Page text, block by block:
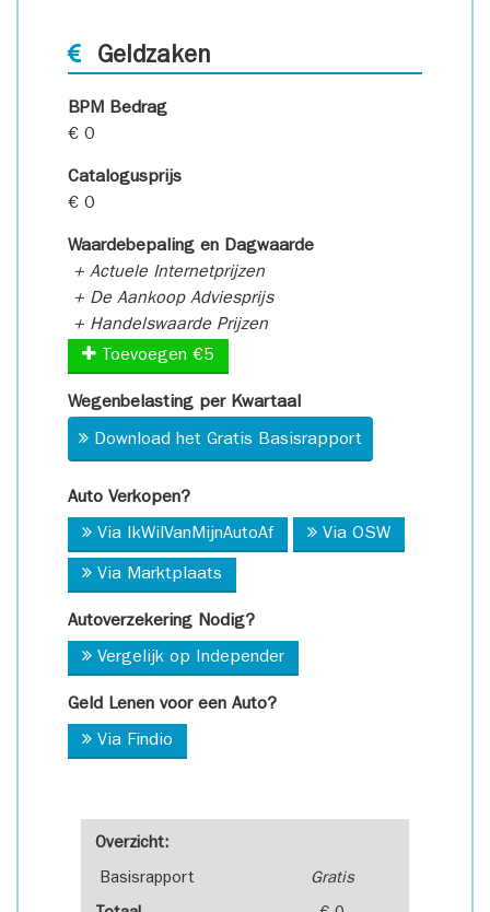
Overzicht:
Basisrapport Gratis
Geldzaken
BPM Bedrag
€ 0
Catalogusprijs
€ 0
Waardebepaling en Dagwaarde
+ Actuele Internetprijzen
+ De Aankoop Adviesprijs
+ Handelswaarde Prijzen
Toevoegen €5
Wegenbelasting per Kwartaal
Download het Gratis Basisrapport
Auto Verkopen?
Via IkWilVanMijnAutoAf Via OSW
Via Marktplaats
Autoverzekering Nodig?
Vergelijk op Independer
Geld Lenen voor een Auto?
Via Findio